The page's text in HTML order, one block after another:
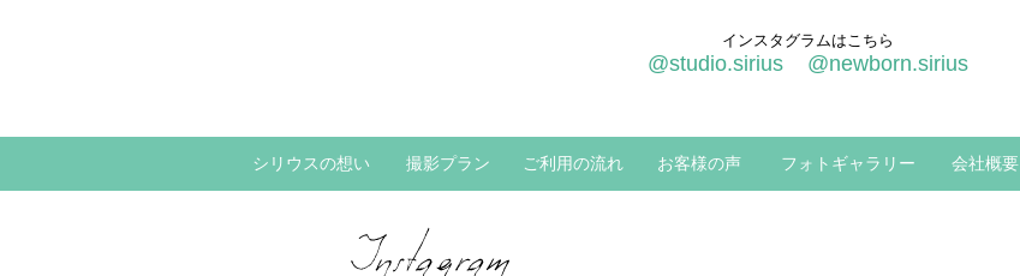
インスタグラムはこちら
@studio.sirius @newborn.sirius
シリウスの想い 撮影プラン ご利用の流れ お客様の声 フォトギャラリー 会社概要